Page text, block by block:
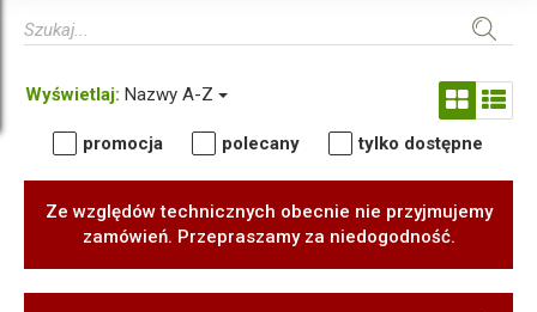
Wyświetlaj: Nazwy A-Z
promocja polecany tylko dostępne
Ze względów technicznych obecnie nie przyjmujemy
zamówień. Przepraszamy za niedogodność.